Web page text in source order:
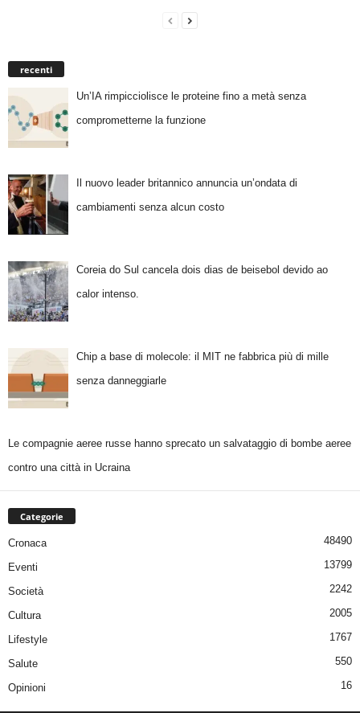
recenti
Un’IA rimpicciolisce le proteine fino a metà senza
comprometterne la funzione
Il nuovo leader britannico annuncia un’ondata di
cambiamenti senza alcun costo
Coreia do Sul cancela dois dias de beisebol devido ao
calor intenso.
Chip a base di molecole: il MIT ne fabbrica più di mille
senza danneggiarle
Le compagnie aeree russe hanno sprecato un salvataggio di bombe aeree
contro una città in Ucraina
Categorie
Cronaca 48490
Eventi 13799
Società 2242
Cultura 2005
Lifestyle 1767
Salute 550
Opinioni 16